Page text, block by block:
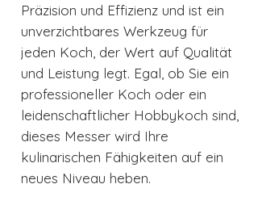
Präzision und Effizienz und ist ein
unverzichtbares Werkzeug für
jeden Koch, der Wert auf Qualität
und Leistung legt. Egal, ob Sie ein
professioneller Koch oder ein
leidenschaftlicher Hobbykoch sind,
dieses Messer wird Ihre
kulinarischen Fähigkeiten auf ein
neues Niveau heben.